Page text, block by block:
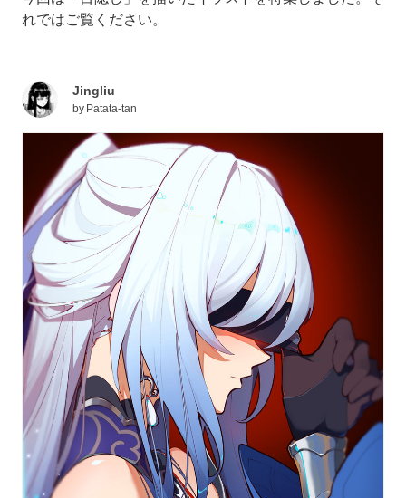
れではご覧ください。
Jingliu
by Patata-tan